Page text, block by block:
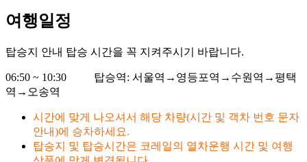
여행일정
탑승지 안내 탑승 시간을 꼭 지켜주시기 바랍니다.
06:50 ~ 10:30 탑승역: 서울역→영등포역→수원역→평택
역→오송역
시간에 맞게 나오셔서 해당 차량(시간 및 객차 번호 문자
안내)에 승차하세요.
탑승지 및 탑승시간은 코레일의 열차운행 시간 및 여행